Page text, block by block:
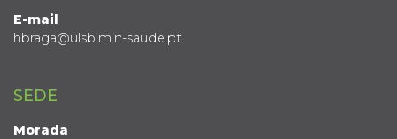
E-mail
hbraga@ulsb.min-saude.pt
SEDE
Morada